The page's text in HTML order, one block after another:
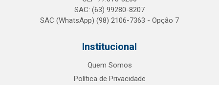
SAC: (63) 99280-8207
SAC (WhatsApp) (98) 2106-7363 - Opção 7
Institucional
Quem Somos
Política de Privacidade